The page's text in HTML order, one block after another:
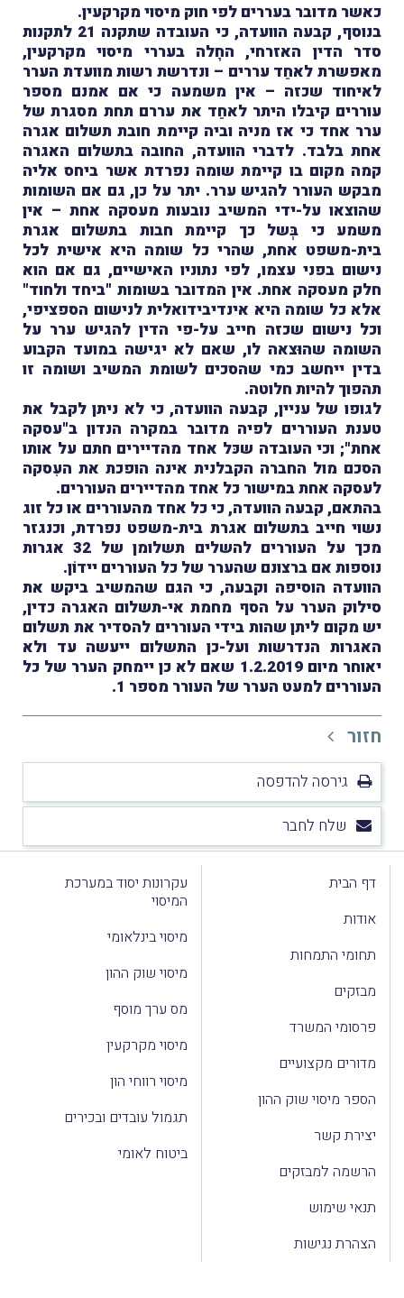
כאשר מדובר בעררים לפי חוק מיסוי מקרקעין.
בנוסף, קבעה הוועדה, כי העובדה שתקנה 21 לתקנות
סדר הדין האזרחי, החָלה בעררי מיסוי מקרקעין,
מאפשרת לאחֵד עררים – ונדרשת רשות מוועדת הערר
לאיחוד שכזה – אין משמעה כי אם אמנם מספר
עוררים קיבלו היתר לאחֵד את עררם תחת מסגרת של
ערר אחד כי אז מניה וביה קיימת חובת תשלום אגרה
אחת בלבד. לדברי הוועדה, החובה בתשלום האגרה
קמה מקום בו קיימת שומה נפרדת אשר ביחס אליה
מבקש העורר להגיש ערר. יתר על כן, גם אם השומות
שהוצאו על-ידי המשיב נובעות מעסקה אחת – אין
משמע כי בְּשל כך קיימת חבות בתשלום אגרת
בית-משפט אחת, שהרי כל שומה היא אישית לכל
נישום בפני עצמו, לפי נתוניו האישיים, גם אם הוא
חלק מעסקה אחת. אין המדובר בשומות "ביחד ולחוד"
אלא כל שומה היא אינדיבידואלית לנישום הספציפי,
וכל נישום שכזה חייב על-פי הדין להגיש ערר על
השומה שהוּצאה לו, שאם לא יגישה במועד הקבוע
בדין ייחשב כמי שהסכים לשומת המשיב ושומה זו
תהפוך להיות חלוטה.
לגופו של עניין, קבעה הוועדה, כי לא ניתן לקבל את
טענת העוררים לפיה מדובר במקרה הנדון ב"עסקה
אחת"; וכי העובדה שכּל אחד מהדיירים חתם על אותו
הסכם מול החברה הקבלנית אינה הופכת את העִסקה
לעסקה אחת במישור כל אחד מהדיירים העוררים.
בהתאם, קבעה הוועדה, כי כל אחד מהעוררים או כל זוג
נשוי חייב בתשלום אגרת בית-משפט נפרדת, וכנגזר
מכך על העוררים להשלים תשלומן של 32 אגרות
נוספות אם ברצונם שהערר של כל העוררים יידוֹן.
הוועדה הוסיפה וקבעה, כי הגם שהמשיב ביקש את
סילוק הערר על הסף מחמת אי-תשלום האגרה כדין,
יש מקום ליתן שהות בידי העוררים להסדיר את תשלום
האגרות הנדרשות ועל-כן התשלום ייעשה עד ולא
יאוחר מיום 1.2.2019 שאם לא כן יימחק הערר של כל
העוררים למעט הערר של העורר מספר 1.
חזור
גירסה להדפסה
שלח לחבר
דף הבית
אודות
תחומי התמחות
מבזקים
פרסומי המשרד
מדורים מקצועיים
הספר מיסוי שוק ההון
יצירת קשר
הרשמה למבזקים
תנאי שימוש
הצהרת נגישות
עקרונות יסוד במערכת
המיסוי
מיסוי בינלאומי
מיסוי שוק ההון
מס ערך מוסף
מיסוי מקרקעין
מיסוי רווחי הון
תגמול עובדים ובכירים
ביטוח לאומי